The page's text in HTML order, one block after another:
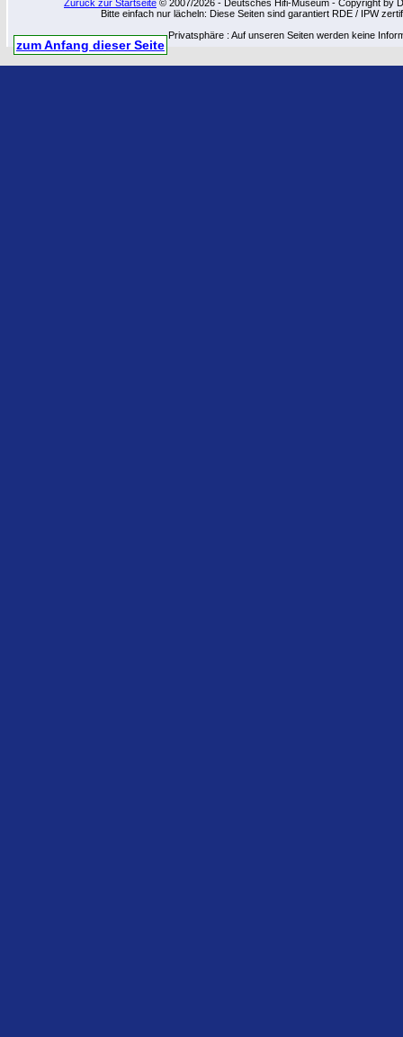
Zurück zur Startseite © 2007/2026 - Deutsches Hifi-Museum - Copyright by
Bitte einfach nur lächeln: Diese Seiten sind garantiert RDE / IPW
Privatsphäre : Auf unseren Seiten werden keine
zum Anfang dieser Seite